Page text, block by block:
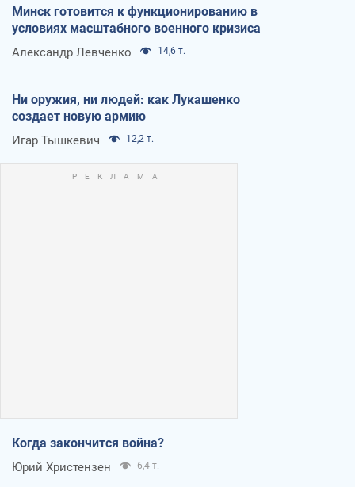
Минск готовится к функционированию в
условиях масштабного военного кризиса
Александр Левченко 14,6 т.
Ни оружия, ни людей: как Лукашенко
создает новую армию
Игар Тышкевич 12,2 т.
Когда закончится война?
Юрий Христензен 6,4 т.